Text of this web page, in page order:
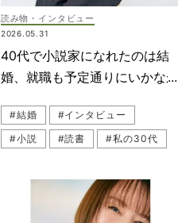
読み物・インタビュー
2026.05.31
40代で小説家になれたのは結
婚、就職も予定通りにいかなか
#結婚
#インタビュー
#小説
#読書 #私の30代